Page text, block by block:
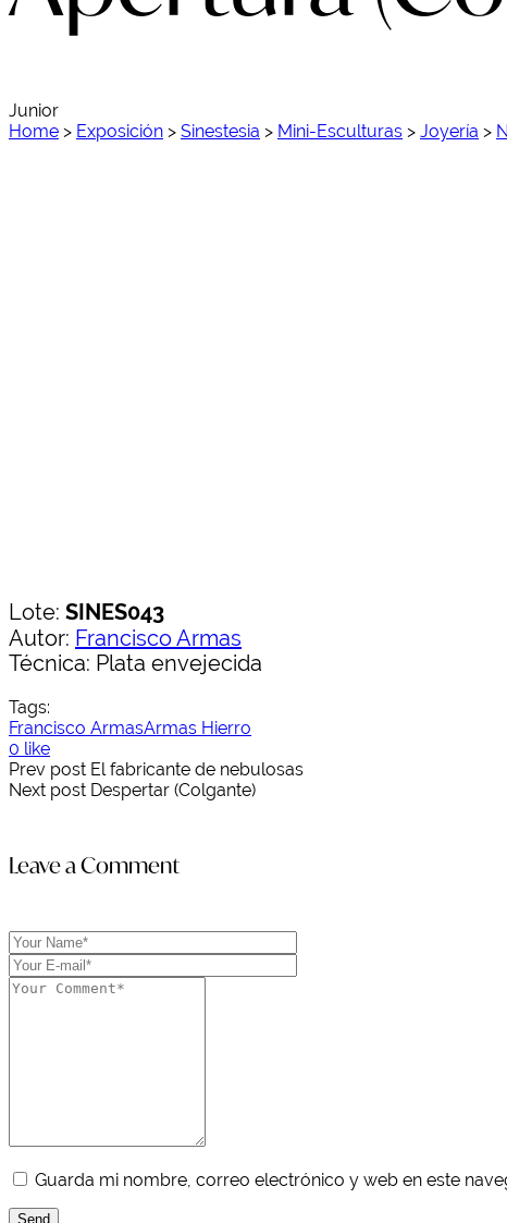
Junior
Home > Exposición > Sinestesia > Mini-Esculturas > Joyería >
Lote: SINES043
Autor: Francisco Armas
Técnica: Plata envejecida
Tags:
Francisco ArmasArmas Hierro
0 like
Prev post El fabricante de nebulosas
Next post Despertar (Colgante)
Leave a Comment
Guarda mi nombre, correo electrónico y web en este
Send